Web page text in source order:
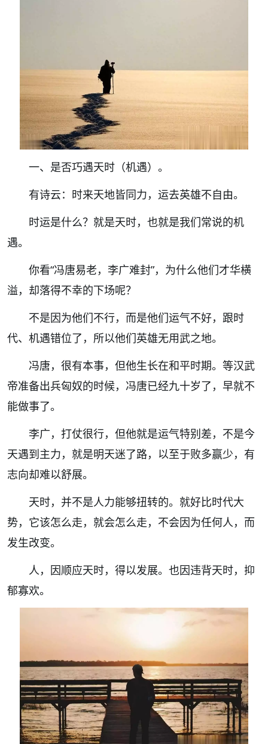
一、是否巧遇天时（机遇）。
有诗云： 时来天地皆同力，运去英雄不自由。
时运是什么？就是天时，也就是我们常说的机
遇。
你看“冯唐易老，李广难封”，为什么他们才华横
溢，却落得不幸的下场呢？
不是因为他们不行，而是他们运气不好，跟时
代、机遇错位了，所以他们英雄无用武之地。
冯唐，很有本事，但他生长在和平时期。等汉武
帝准备出兵匈奴的时候，冯唐已经九十岁了，早就不
能做事了。
李广，打仗很行，但他就是运气特别差，不是今
天遇到主力，就是明天迷了路，以至于败多赢少，有
志向却难以舒展。
天时，并不是人力能够扭转的。就好比时代大
势，它该怎么走，就会怎么走，不会因为任何人，而
发生改变。
人，因顺应天时，得以发展。也因违背天时，抑
郁寡欢。